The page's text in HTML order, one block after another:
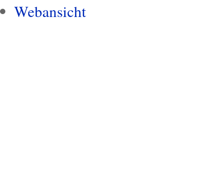
Webansicht